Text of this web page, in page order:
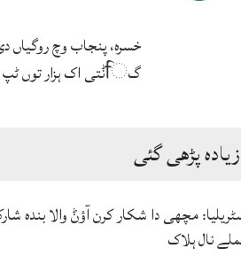
خسرہ، پنجاب وچ روگیاں
گਿݨتی اک ہزار توں ٹپ گئی
زیادہ پڑھی گئی
مچھی دا شکار کرن آؤݨ والا بندہ
نال ہلاک